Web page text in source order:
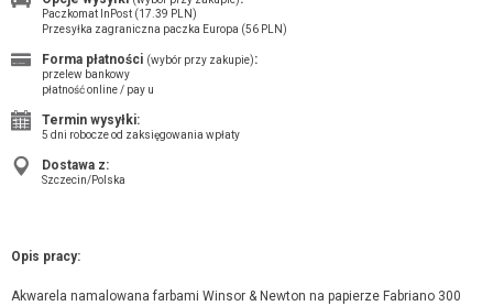
Paczkomat InPost (17.39 PLN)
Przesyłka zagraniczna paczka Europa (56 PLN)
Forma płatności (wybór przy zakupie):
przelew bankowy
płatność online / pay u
Termin wysyłki:
5 dni robocze od zaksięgowania wpłaty
Dostawa z:
Szczecin/Polska
Opis pracy:
Akwarela namalowana farbami Winsor & Newton na papierze Fabriano 300